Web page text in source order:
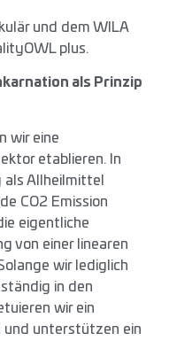
und dem WILA
plus.
als Prinzip
wir eine
etablieren. In
als Allheilmittel
CO2 Emission
eigentliche
von einer linearen
wir lediglich
in den
wir ein
und unterstützen ein